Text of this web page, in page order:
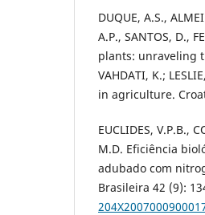
DUQUE, A.S.,
A.P., SANTOS, D.,
plants: unraveling
VAHDATI, K.;
in agriculture.
EUCLIDES, V.P.B.,
M.D. Eficiência
adubado com
Brasileira 42 (9):